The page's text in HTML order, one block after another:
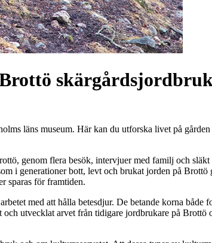
läns museum. Här kan du utforska livet på
genom flera besök, intervjuer med familj och
i generationer bott, levt och brukat jorden på
sparas för framtiden.
med att hålla betesdjur. De betande korna
utvecklat arvet från tidigare jordbrukare på